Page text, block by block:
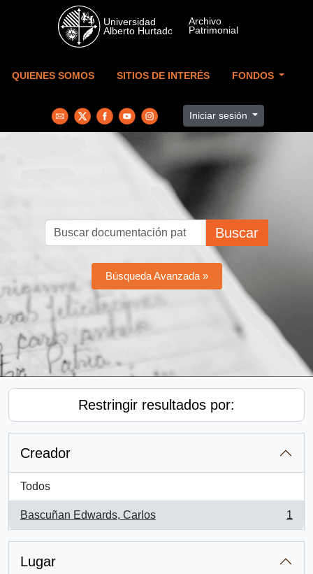
Skip to main content
QUIENES SOMOS SITIOS DE INTERÉS FONDOS
Iniciar sesión
Buscar
Búsqueda Avanzada »
Restringir resultados por:
Creador
Todos
Bascuñan Edwards, Carlos
, 1 resultados
1
Lugar